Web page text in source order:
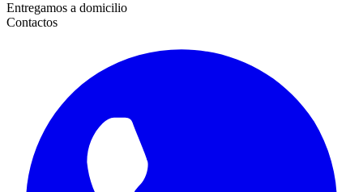
Entregamos a domicilio
Contactos